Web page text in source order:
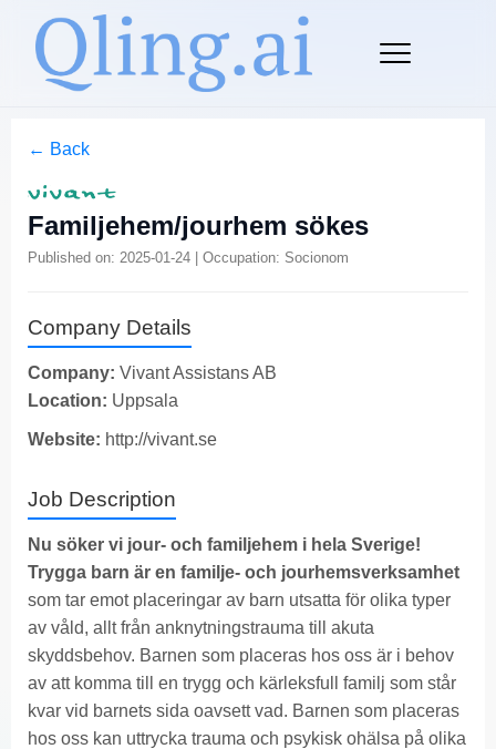
← Back
Familjehem/jourhem sökes
Published on: 2025-01-24 | Occupation: Socionom
Company Details
Company: Vivant Assistans AB
Location: Uppsala
Website: http://vivant.se
Job Description
Nu söker vi jour- och familjehem i hela Sverige!
Trygga barn är en familje- och jourhemsverksamhet
som tar emot placeringar av barn utsatta för olika typer
av våld, allt från anknytningstrauma till akuta
skyddsbehov. Barnen som placeras hos oss är i behov
av att komma till en trygg och kärleksfull familj som står
kvar vid barnets sida oavsett vad. Barnen som placeras
hos oss kan uttrycka trauma och psykisk ohälsa på olika